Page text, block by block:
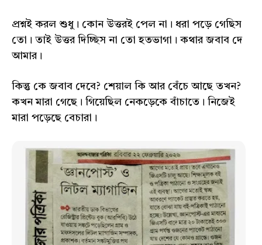
প্রশ্নই করল শুধু। কোন উত্তরই পেল না। ধরা পড়ে গেছিস
তো। তাই উত্তর দিচ্ছিস না তো হতভাগা। কথার জবাব দে
আমার।
কিন্তু কে জবাব দেবে? শেয়াল কি আর বেঁচে আছে তখন?
কখন মারা গেছে। গিয়েছিল নেকড়েকে বাঁচাতে। নিজেই
মারা পড়েছে বেচারা।